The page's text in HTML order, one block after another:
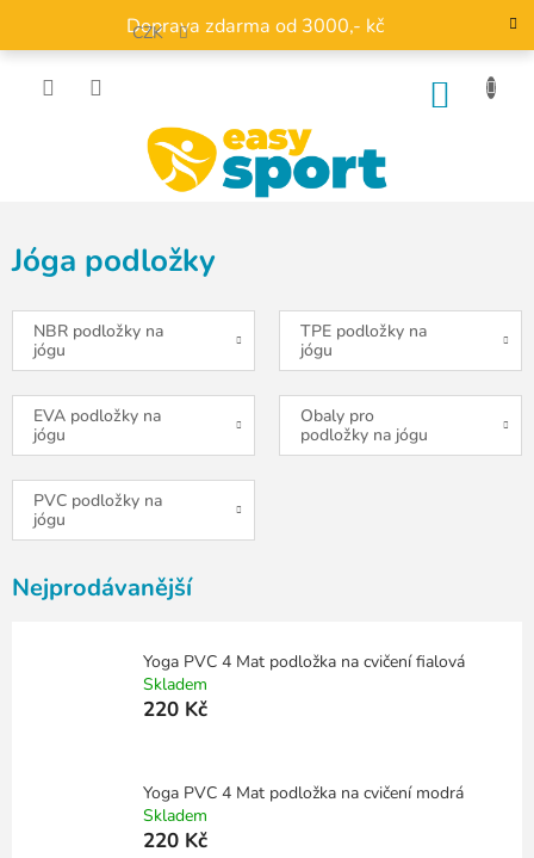
obsah
Doprava zdarma od 3000,- kč
CZK
Jóga podložky
NBR podložky na
jógu
TPE podložky na
jógu
EVA podložky na
jógu
Obaly pro
podložky na jógu
PVC podložky na
jógu
Nejprodávanější
Yoga PVC 4 Mat podložka na cvičení fialová
Skladem
220 Kč
Yoga PVC 4 Mat podložka na cvičení modrá
Skladem
220 Kč